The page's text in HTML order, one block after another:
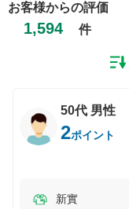
お客様からの評価
1,594 件
50代 男性
2ポイント
新實